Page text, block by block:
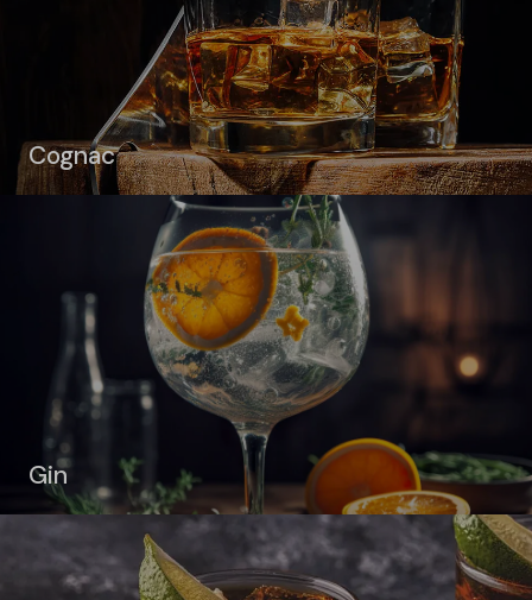
Cognac
Gin